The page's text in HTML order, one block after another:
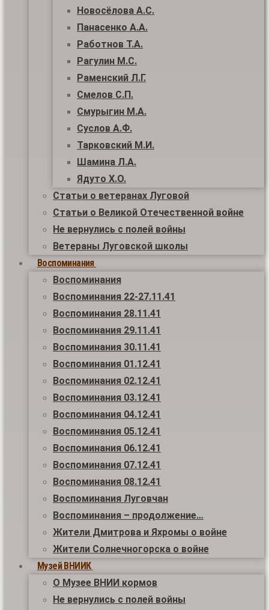
Новосёлова А.С.
Панасенко А.А.
Работнов Т.А.
Рагулин М.С.
Раменский Л.Г.
Смелов С.П.
Смурыгин М.А.
Суслов А.Ф.
Тарковский М.И.
Шамина Л.А.
Ядуто Х.О.
Статьи о ветеранах Луговой
Статьи о Великой Отечественной войне
Не вернулись с полей войны
Ветераны Луговской школы
Воспоминания
Воспоминания
Воспоминания 22-27.11.41
Воспоминания 28.11.41
Воспоминания 29.11.41
Воспоминания 30.11.41
Воспоминания 01.12.41
Воспоминания 02.12.41
Воспоминания 03.12.41
Воспоминания 04.12.41
Воспоминания 05.12.41
Воспоминания 06.12.41
Воспоминания 07.12.41
Воспоминания 08.12.41
Воспоминания Луговчан
Воспоминания – продолжение…
Жители Дмитрова и Яхромы о войне
Жители Солнечногорска о войне
Музей ВНИИК
О Музее ВНИИ кормов
Не вернулись с полей войны